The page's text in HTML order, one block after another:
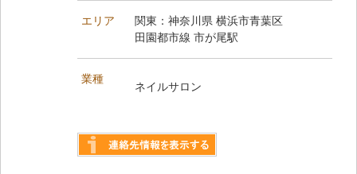
エリア
関東：神奈川県 横浜市青葉区
田園都市線 市が尾駅
業種
ネイルサロン